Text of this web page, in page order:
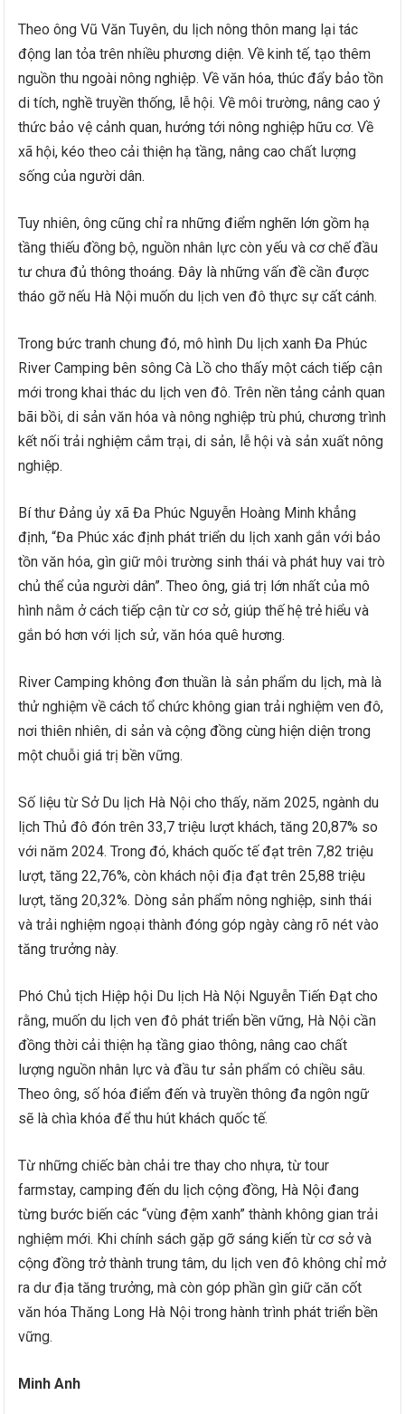
Theo ông Vũ Văn Tuyên, du lịch nông thôn mang lại tác
động lan tỏa trên nhiều phương diện. Về kinh tế, tạo thêm
nguồn thu ngoài nông nghiệp. Về văn hóa, thúc đẩy bảo tồn
di tích, nghề truyền thống, lễ hội. Về môi trường, nâng cao ý
thức bảo vệ cảnh quan, hướng tới nông nghiệp hữu cơ. Về
xã hội, kéo theo cải thiện hạ tầng, nâng cao chất lượng
sống của người dân.
Tuy nhiên, ông cũng chỉ ra những điểm nghẽn lớn gồm hạ
tầng thiếu đồng bộ, nguồn nhân lực còn yếu và cơ chế đầu
tư chưa đủ thông thoáng. Đây là những vấn đề cần được
tháo gỡ nếu Hà Nội muốn du lịch ven đô thực sự cất cánh.
Trong bức tranh chung đó, mô hình Du lịch xanh Đa Phúc
River Camping bên sông Cà Lồ cho thấy một cách tiếp cận
mới trong khai thác du lịch ven đô. Trên nền tảng cảnh quan
bãi bồi, di sản văn hóa và nông nghiệp trù phú, chương trình
kết nối trải nghiệm cắm trại, di sản, lễ hội và sản xuất nông
nghiệp.
Bí thư Đảng ủy xã Đa Phúc Nguyễn Hoàng Minh khẳng
định, “Đa Phúc xác định phát triển du lịch xanh gắn với bảo
tồn văn hóa, gìn giữ môi trường sinh thái và phát huy vai trò
chủ thể của người dân”. Theo ông, giá trị lớn nhất của mô
hình nằm ở cách tiếp cận từ cơ sở, giúp thế hệ trẻ hiểu và
gắn bó hơn với lịch sử, văn hóa quê hương.
River Camping không đơn thuần là sản phẩm du lịch, mà là
thử nghiệm về cách tổ chức không gian trải nghiệm ven đô,
nơi thiên nhiên, di sản và cộng đồng cùng hiện diện trong
một chuỗi giá trị bền vững.
Số liệu từ Sở Du lịch Hà Nội cho thấy, năm 2025, ngành du
lịch Thủ đô đón trên 33,7 triệu lượt khách, tăng 20,87% so
với năm 2024. Trong đó, khách quốc tế đạt trên 7,82 triệu
lượt, tăng 22,76%, còn khách nội địa đạt trên 25,88 triệu
lượt, tăng 20,32%. Dòng sản phẩm nông nghiệp, sinh thái
và trải nghiệm ngoại thành đóng góp ngày càng rõ nét vào
tăng trưởng này.
Phó Chủ tịch Hiệp hội Du lịch Hà Nội Nguyễn Tiến Đạt cho
rằng, muốn du lịch ven đô phát triển bền vững, Hà Nội cần
đồng thời cải thiện hạ tầng giao thông, nâng cao chất
lượng nguồn nhân lực và đầu tư sản phẩm có chiều sâu.
Theo ông, số hóa điểm đến và truyền thông đa ngôn ngữ
sẽ là chìa khóa để thu hút khách quốc tế.
Từ những chiếc bàn chải tre thay cho nhựa, từ tour
farmstay, camping đến du lịch cộng đồng, Hà Nội đang
từng bước biến các “vùng đệm xanh” thành không gian trải
nghiệm mới. Khi chính sách gặp gỡ sáng kiến từ cơ sở và
cộng đồng trở thành trung tâm, du lịch ven đô không chỉ mở
ra dư địa tăng trưởng, mà còn góp phần gìn giữ căn cốt
văn hóa Thăng Long Hà Nội trong hành trình phát triển bền
vững.
Minh Anh